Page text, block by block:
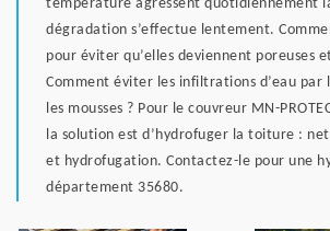
température agressent quotidiennement
dégradation s’effectue lentement.
pour éviter qu’elles deviennent poreuses
Comment éviter les infiltrations d’eau par
les mousses ? Pour le couvreur MN-
la solution est d’hydrofuger la toiture :
et hydrofugation. Contactez-le pour une
département 35680.